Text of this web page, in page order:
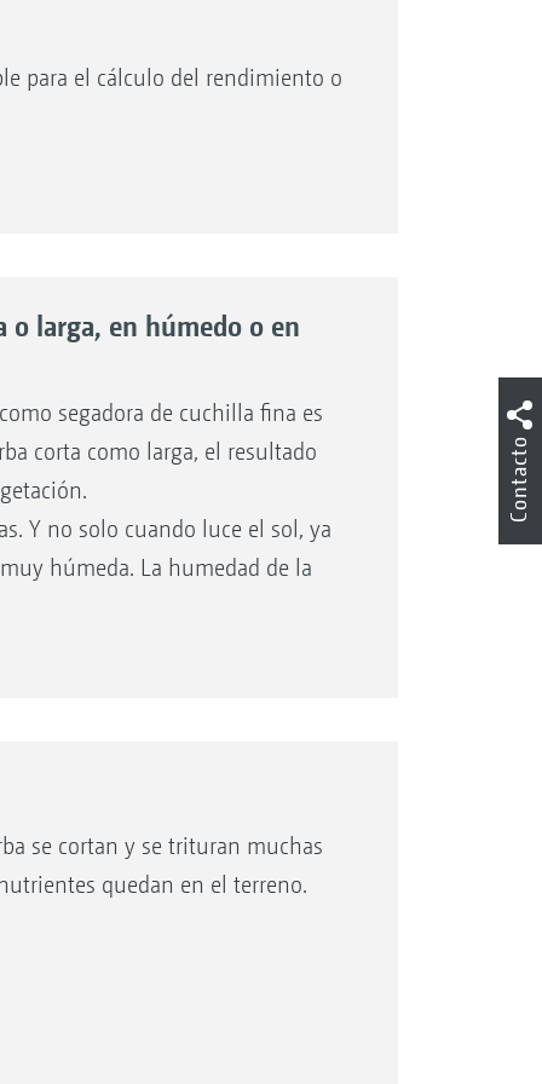
por superficie y las cifras
durante el trabajo
de recogida
para el cálculo del rendimiento o
o larga, en húmedo o en
segadora de cuchilla fina es
corta como larga, el resultado
Y no solo cuando luce el sol, ya
húmeda. La humedad de la
se cortan y se trituran muchas
quedan en el terreno.
Contacto